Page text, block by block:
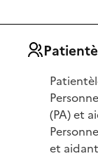
(PA) et
et